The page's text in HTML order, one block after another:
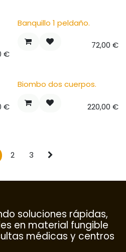
€
Banquillo 1 peldaño.
72,00 €
€
Biombo dos cuerpos.
220,00 €
2 3
soluciones rápidas,
en material fungible
médicas y centros